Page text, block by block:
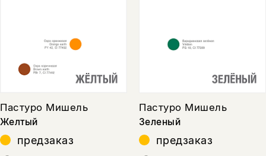
Пастуро Мишель
Желтый
предзаказ
Пастуро Мишель
Зеленый
предзаказ